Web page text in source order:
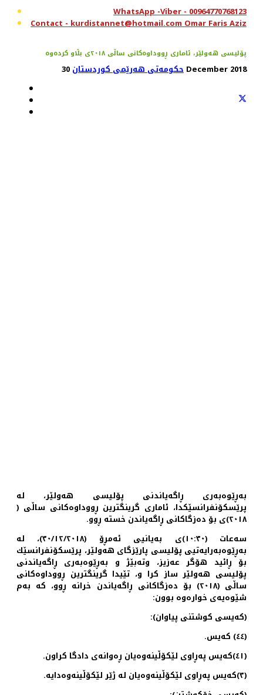
WhatsApp -Viber - 00964770768123
Contact - kurdistannet@hotmail.com Omar Faris Aziz
پۆلیسی هەولێر، ئاماری ڕووداوەكانی ساڵی ٢٠١٨ی بڵاو كردەوە
حکومەتی هەرێمی کوردستان 30 December 2018
بەڕێوەبەری ڕاگەیاندنی پۆلیسی هەولێر، لە
پرێسكۆنفرانسێكدا، ئاماری گرینگترین ڕووداوەكانی ساڵی (
٢٠١٨)ی بۆ دەزگاكانی ڕاگەیاندن خستە ڕوو.
سەعات (١٠:٣٠)ی بەیانیی ئەمڕۆ (٣٠/١٢/٢٠١٨)، لە
بەڕێوەبەرایەتیی پۆلیسی پارێزگای هەولێر، پرێسكۆنفرانسێك
بۆ ڕائید هۆگر عەزیز، وتەبێژ و بەڕێوەبەری ڕاگەیاندنی
پۆلیسی هەولێر ساز كرا و، تێیدا گرینگترین ڕووداوەكانی
ساڵی (٢٠١٨) بۆ دەزگاكانی ڕاگەیاندن خرانە ڕوو، كە بەم
شێوەیەی خوارەوە بوون:
(كەیسی كوشتنی پیاوان):
(٤٤) كەیس.
(٤١)كەیس پەڕاوی لێكۆڵینەوەیان ڕەوانەی دادگا كراون.
(٣)كەیس پەڕاوی لێكۆڵینەوەیان لە ژێر لێكۆڵینەوەدایە.